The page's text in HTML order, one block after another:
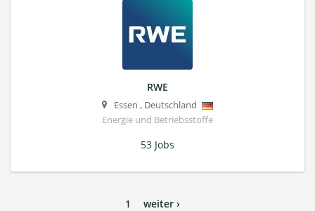
RWE
Essen , Deutschland
Energie und Betriebsstoffe
53 Jobs
1 weiter ›